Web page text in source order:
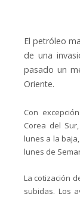
El petróleo
de una
pasado un
Oriente.
Con
Corea del
lunes a la
lunes de
La cotización
subidas. Los